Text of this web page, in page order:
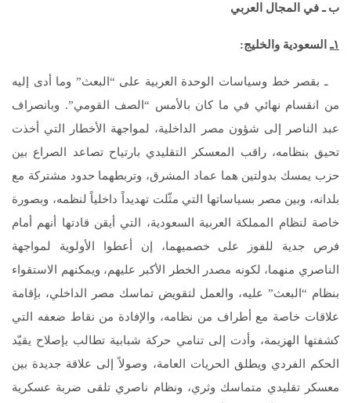
ب ـ في المجال العربي
١ـ السعودية والخليج:
ـ بقصر خط وسياسات الوحدة العربية على “البعث” وما أدى إليه
من انقسام نهائي في ما كان بالأمس “الصف القومي”. وبانصراف
عبد الناصر إلى شؤون مصر الداخلية، لمواجهة الأخطار التي أخذت
تحيق بنظامه، راقب المعسكر التقليدي بارتياح تصاعد الصراع بين
حزب يمسك بدولتين هما عماد المشرق، وتربطهما حدود مشتركة مع
بلدانه، وبين مصر بسياساتها التي مثّلت تهديداً داخلياً لنظمه، وبصورة
خاصة لنظام المملكة العربية السعودية، التي أيقن قادتها أنهم أمام
فرص جدية للفوز على خصميهما، إن أعطوا الأولوية لمواجهة
الناصري منهما، لكونه مصدر الخطر الأكبر عليهم، ويمكنهم الاستقواء
بنظام “البعث” عليه، والعمل لتقويض تماسك مصر الداخلي، بإقامة
علاقات خاصة مع أطراف من نظامه، والإفادة من نقاط ضعفه التي
كشفتها الهزيمة، وأدت إلى تنامي حركة شبابية تطالب بإصلاح يقيّد
الحكم الفردي ويطلق الحريات العامة، وصولاً إلى علاقة جديدة بين
معسكر تقليدي متماسك وثري، ونظام ناصري تلقى ضربة عسكرية